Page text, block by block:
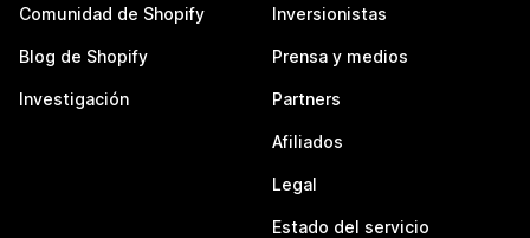
Comunidad de Shopify
Blog de Shopify
Investigación
Inversionistas
Prensa y medios
Partners
Afiliados
Legal
Estado del servicio